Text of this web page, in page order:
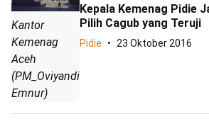
Kantor
Kemenag
Aceh
(PM_Oviyandi
Emnur)
Kepala Kemenag Pidie
Pilih Cagub yang Teruji
Pidie 23 Oktober 2016